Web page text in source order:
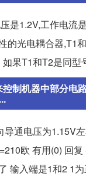
是1.2V,工作电流
的光电耦合器,T1
果T1和T2是同型
制机器中部分电
导通电压为1.15V
欧 有用(0) 回
输入端是1和2 1为